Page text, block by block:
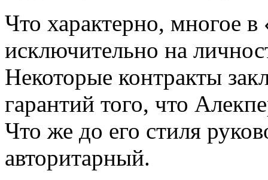
Что характерно, многое
исключительно на
Некоторые контракты
гарантий того, что
Что же до его стиля
авторитарный.